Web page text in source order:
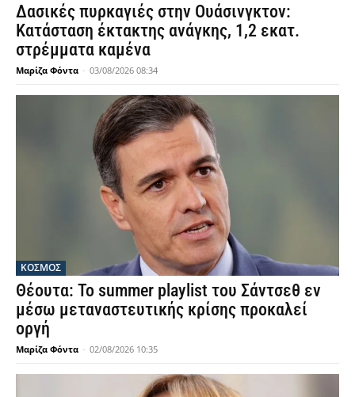
Δασικές πυρκαγιές στην Ουάσινγκτον:
Κατάσταση έκτακτης ανάγκης, 1,2 εκατ.
στρέμματα καμένα
Μαρίζα Φόντα - 03/08/2026 08:34
ΚΟΣΜΟΣ
Θέουτα: Το summer playlist του Σάντσεθ εν
μέσω μεταναστευτικής κρίσης προκαλεί
οργή
Μαρίζα Φόντα - 02/08/2026 10:35